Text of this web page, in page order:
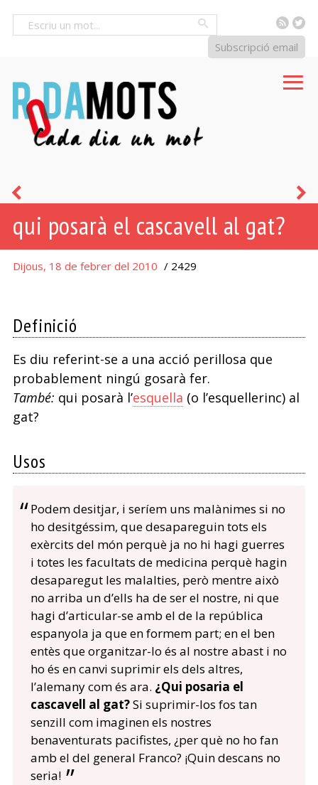
RSS
Subscripció email
qui posarà el cascavell al gat?
Dijous, 18 de febrer del 2010 / 2429
Definició
Es diu referint-se a una acció perillosa que
probablement ningú gosarà fer.
També: qui posarà l’esquella (o l’esquellerinc) al
gat?
Usos
Podem desitjar, i seríem uns malànimes si no
ho desitgéssim, que desapareguin tots els
exèrcits del món perquè ja no hi hagi guerres
i totes les facultats de medicina perquè hagin
desaparegut les malalties, però mentre això
no arriba un d’ells ha de ser el nostre, ni que
hagi d’articular-se amb el de la república
espanyola ja que en formem part; en el ben
entès que organitzar-lo és al nostre abast i no
ho és en canvi suprimir els dels altres,
l’alemany com és ara. ¿Qui posaria el
cascavell al gat?Si suprimir-los fos tan
senzill com imaginen els nostres
benaventurats pacifistes, ¿per què no ho fan
amb el del general Franco? ¡Quin descans no
seria!
gat
escaldat,
d'aigua
freda